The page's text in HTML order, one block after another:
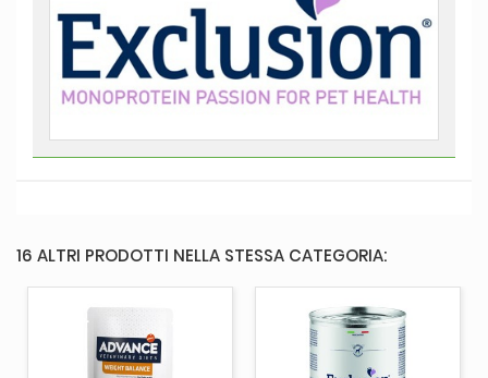
16 ALTRI PRODOTTI NELLA STESSA CATEGORIA: